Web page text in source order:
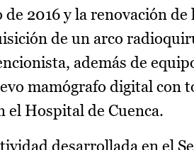
2016 y la renovación
de un arco
además de
mamógrafo digital con
el Hospital de Cuenca.
desarrollada en el